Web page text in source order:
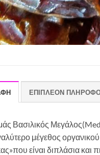
ΕΠΙΠΛΈΟΝ
Βασιλικός
μέγεθος
είναι διπλάσια